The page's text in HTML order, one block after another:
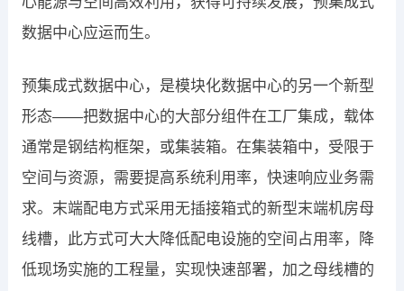
数据中心应运而生。
预集成式数据中心，是模块化数据中心的另一个新型
形态——把数据中心的大部分组件在工厂集成，载体
通常是钢结构框架，或集装箱。在集装箱中，受限于
空间与资源，需要提高系统利用率，快速响应业务需
求。末端配电方式采用无插接箱式的新型末端机房母
线槽，此方式可大大降低配电设施的空间占用率，降
低现场实施的工程量，实现快速部署，加之母线槽的